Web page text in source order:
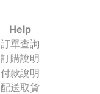
Help
訂單查詢
訂購說明
付款說明
配送取貨